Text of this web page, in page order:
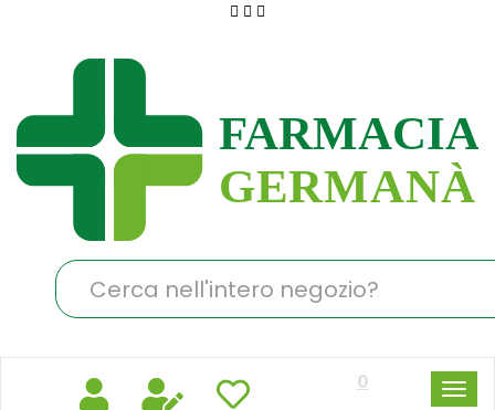
principale
Germanà
Cerca
Prodotto
0